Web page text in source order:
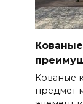
Кованые
предмет